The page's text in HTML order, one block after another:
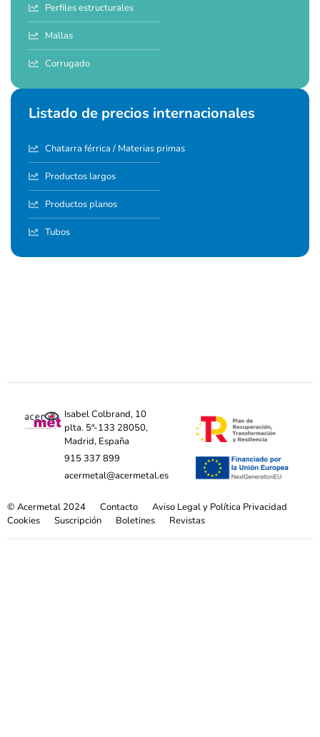
Perfiles estructurales
Mallas
Corrugado
Listado de precios internacionales
Chatarra férrica / Materias primas
Productos largos
Productos planos
Tubos
Isabel Colbrand, 10
plta. 5ª-133 28050,
Madrid, España
915 337 899
acermetal@acermetal.es
© Acermetal 2024 Contacto
Aviso Legal y Política Privacidad
Cookies
Suscripción Boletines Revistas